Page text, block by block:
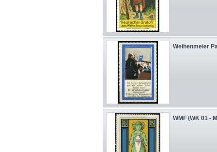
Weihenmeier
WMF (WK 01 -